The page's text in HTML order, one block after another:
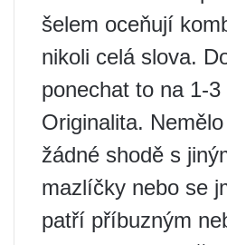
šelem oceňují
nikoli celá slova.
ponechat to na 1-3
Originalita.
žádné shodě s
mazlíčky nebo se
patří příbuzným